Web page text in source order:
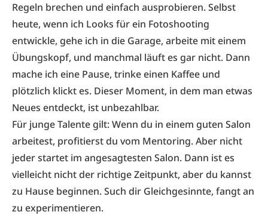
Regeln brechen und einfach ausprobieren. Selbst
heute, wenn ich Looks für ein Fotoshooting
entwickle, gehe ich in die Garage, arbeite mit einem
Übungskopf, und manchmal läuft es gar nicht. Dann
mache ich eine Pause, trinke einen Kaffee und
plötzlich klickt es. Dieser Moment, in dem man etwas
Neues entdeckt, ist unbezahlbar.
Für junge Talente gilt: Wenn du in einem guten Salon
arbeitest, profitierst du vom Mentoring. Aber nicht
jeder startet im angesag­testen Salon. Dann ist es
vielleicht nicht der richtige Zeitpunkt, aber du kannst
zu Hause beginnen. Such dir Gleichgesinnte, fangt an
zu experimentieren.